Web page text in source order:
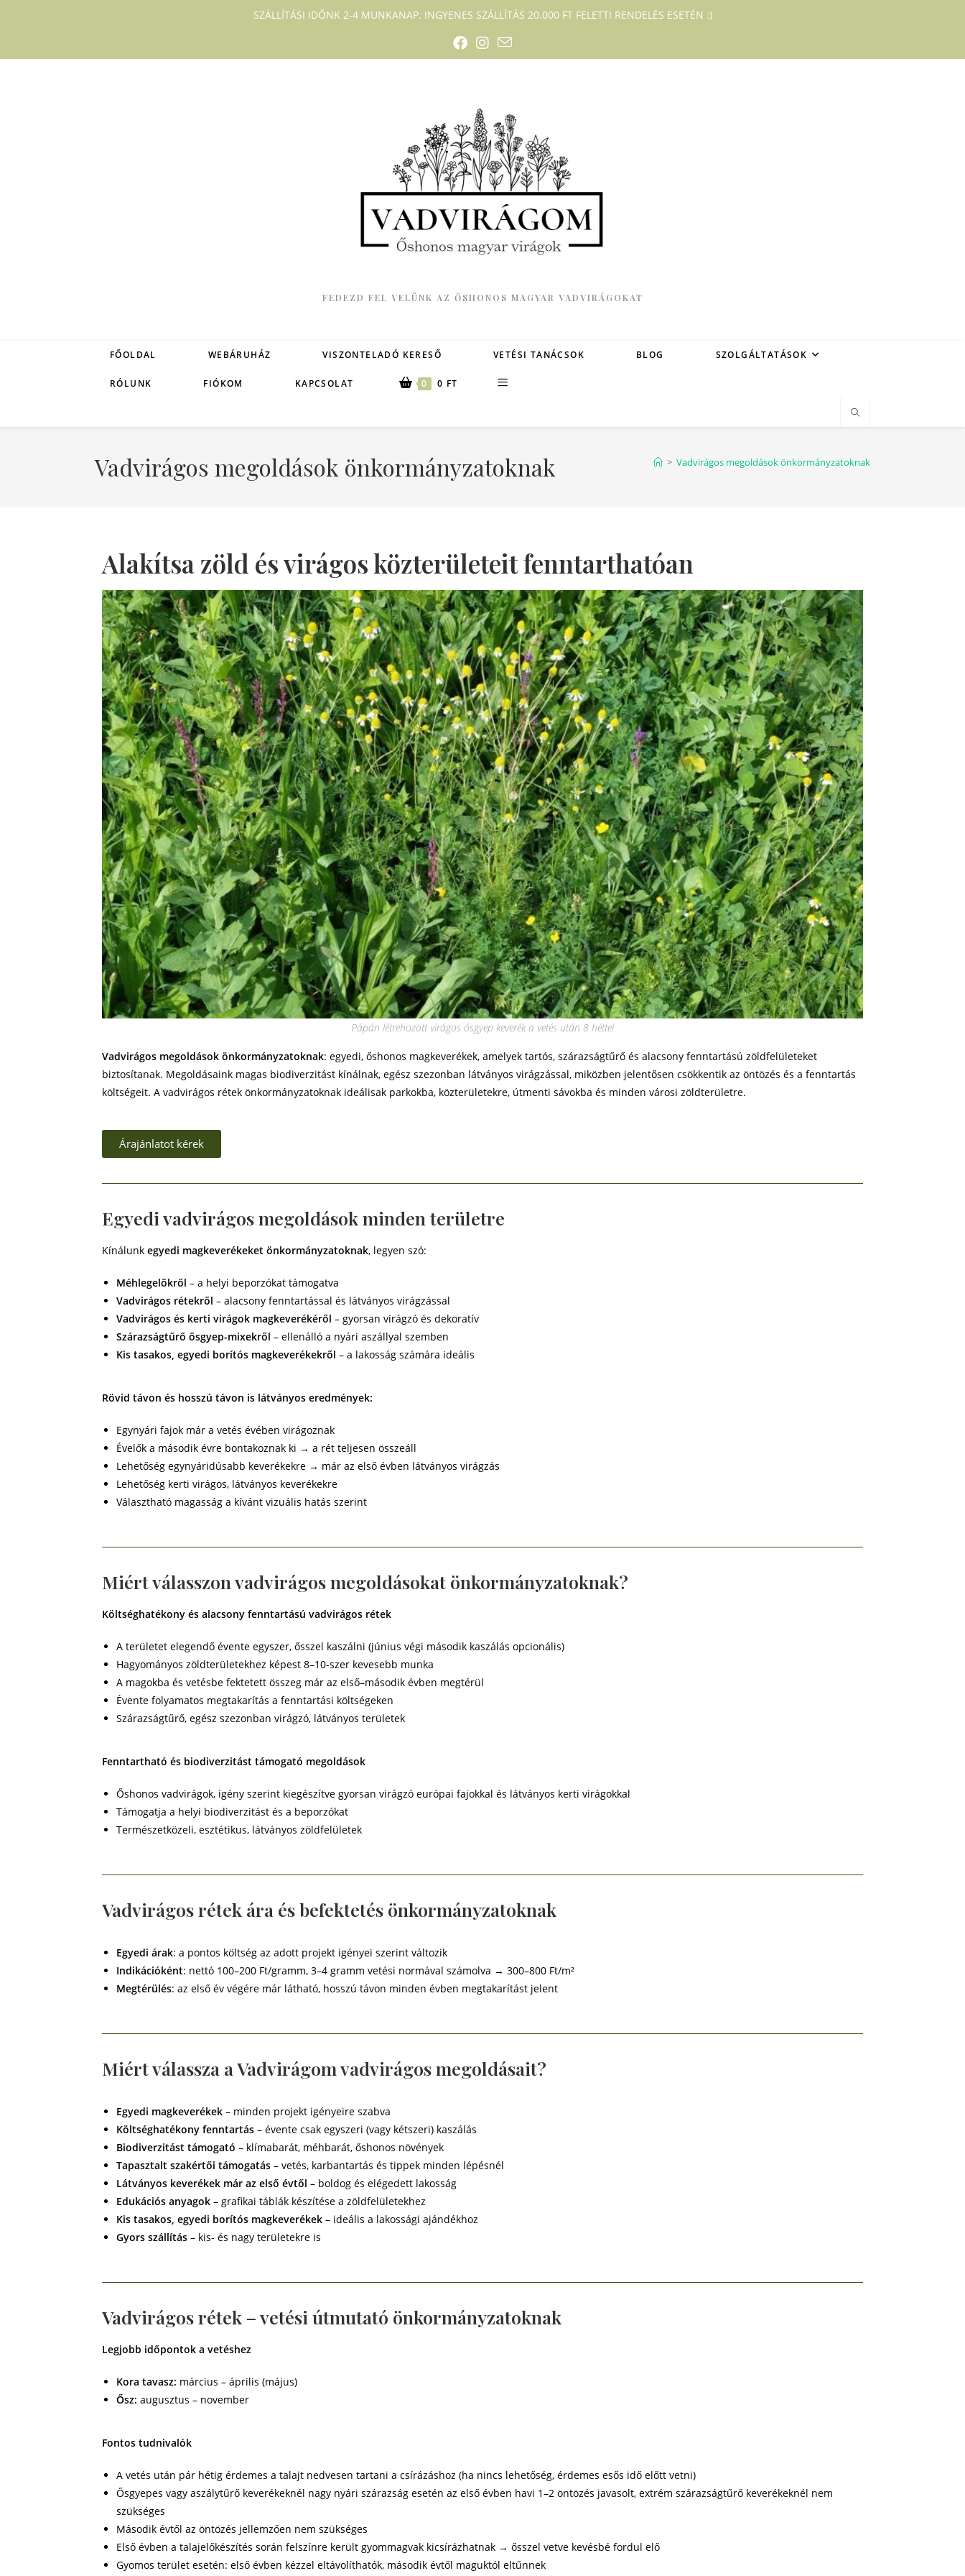
SZÁLLÍTÁSI IDŐNK 2-4 MUNKANAP. INGYENES SZÁLLÍTÁS 20.000 FT FELETTI RENDELÉS ESETÉN :)
FEDEZD FEL VELÜNK AZ ŐSHONOS MAGYAR VADVIRÁGOKAT
FŐOLDAL WEBÁRUHÁZ VISZONTELADÓ KERESŐ VETÉSI TANÁCSOK BLOG SZOLGÁLTATÁSOK
RÓLUNK FIÓKOM KAPCSOLAT 0 0 FT
Vadvirágos megoldások önkormányzatoknak > Vadvirágos megoldások önkormányzatoknak
Alakítsa zöld és virágos közterületeit fenntarthatóan
Pápán létrehozott virágos ősgyep keverék a vetés után 8 héttel
Vadvirágos megoldások önkormányzatoknak: egyedi, őshonos magkeverékek, amelyek tartós, szárazságtűrő és alacsony fenntartású zöldfelületeket
biztosítanak. Megoldásaink magas biodiverzitást kínálnak, egész szezonban látványos virágzással, miközben jelentősen csökkentik az öntözés és a fenntartás
költségeit. A vadvirágos rétek önkormányzatoknak ideálisak parkokba, közterületekre, útmenti sávokba és minden városi zöldterületre.
Árajánlatot kérek
Egyedi vadvirágos megoldások minden területre
Kínálunk egyedi magkeverékeket önkormányzatoknak, legyen szó:
Méhlegelőkről – a helyi beporzókat támogatva
Vadvirágos rétekről – alacsony fenntartással és látványos virágzással
Vadvirágos és kerti virágok magkeverékéről – gyorsan virágzó és dekoratív
Szárazságtűrő ősgyep-mixekről – ellenálló a nyári aszállyal szemben
Kis tasakos, egyedi borítós magkeverékekről – a lakosság számára ideális
Rövid távon és hosszú távon is látványos eredmények:
Egynyári fajok már a vetés évében virágoznak
Évelők a második évre bontakoznak ki → a rét teljesen összeáll
Lehetőség egynyáridúsabb keverékekre → már az első évben látványos virágzás
Lehetőség kerti virágos, látványos keverékekre
Választható magasság a kívánt vizuális hatás szerint
Miért válasszon vadvirágos megoldásokat önkormányzatoknak?
Költséghatékony és alacsony fenntartású vadvirágos rétek
A területet elegendő évente egyszer, ősszel kaszálni (június végi második kaszálás opcionális)
Hagyományos zöldterületekhez képest 8–10-szer kevesebb munka
A magokba és vetésbe fektetett összeg már az első–második évben megtérül
Évente folyamatos megtakarítás a fenntartási költségeken
Szárazságtűrő, egész szezonban virágzó, látványos területek
Fenntartható és biodiverzitást támogató megoldások
Őshonos vadvirágok, igény szerint kiegészítve gyorsan virágzó európai fajokkal és látványos kerti virágokkal
Támogatja a helyi biodiverzitást és a beporzókat
Természetközeli, esztétikus, látványos zöldfelületek
Vadvirágos rétek ára és befektetés önkormányzatoknak
Egyedi árak: a pontos költség az adott projekt igényei szerint változik
Indikációként: nettó 100–200 Ft/gramm, 3–4 gramm vetési normával számolva → 300–800 Ft/m²
Megtérülés: az első év végére már látható, hosszú távon minden évben megtakarítást jelent
Miért válassza a Vadvirágom vadvirágos megoldásait?
Egyedi magkeverékek – minden projekt igényeire szabva
Költséghatékony fenntartás – évente csak egyszeri (vagy kétszeri) kaszálás
Biodiverzitást támogató – klímabarát, méhbarát, őshonos növények
Tapasztalt szakértői támogatás – vetés, karbantartás és tippek minden lépésnél
Látványos keverékek már az első évtől – boldog és elégedett lakosság
Edukációs anyagok – grafikai táblák készítése a zöldfelületekhez
Kis tasakos, egyedi borítós magkeverékek – ideális a lakossági ajándékhoz
Gyors szállítás – kis- és nagy területekre is
Vadvirágos rétek – vetési útmutató önkormányzatoknak
Legjobb időpontok a vetéshez
Kora tavasz: március – április (május)
Ősz: augusztus – november
Fontos tudnivalók
A vetés után pár hétig érdemes a talajt nedvesen tartani a csírázáshoz (ha nincs lehetőség, érdemes esős idő előtt vetni)
Ősgyepes vagy aszálytűrő keverékeknél nagy nyári szárazság esetén az első évben havi 1–2 öntözés javasolt, extrém szárazságtűrő keverékeknél nem
szükséges
Második évtől az öntözés jellemzően nem szükséges
Első évben a talajelőkészítés során felszínre került gyommagvak kicsírázhatnak → ősszel vetve kevésbé fordul elő
Gyomos terület esetén: első évben kézzel eltávolíthatók, második évtől maguktól eltűnnek